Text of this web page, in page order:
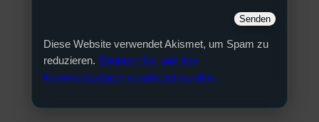
Diese Website verwendet Akismet, um Spam zu
reduzieren. Erfahren Sie, wie Ihre
Kommentardaten verarbeitet werden.